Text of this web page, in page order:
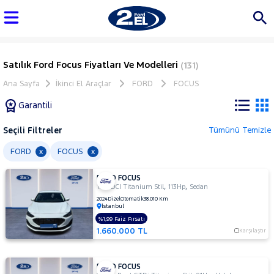
Satılık Ford Focus Fiyatları Ve Modelleri (131)
Ana Sayfa İkinci El Araçlar FORD FOCUS
Garantili
Tüm
AUDI
BMC
BMW
BYD
Seçili Filtreler Tümünü Temizle
FORD x FOCUS x
FORD FOCUS
1.5 TDCI Titanium Stil,113Hp, Sedan
2024DizelOtomatik38.010 Km
İstanbul
1.660.000 TL Karşılaştır
%1,99 Faiz Fırsatı
FORD FOCUS